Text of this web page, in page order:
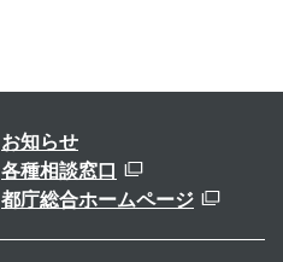
お知らせ
各種相談窓口
都庁総合ホームページ